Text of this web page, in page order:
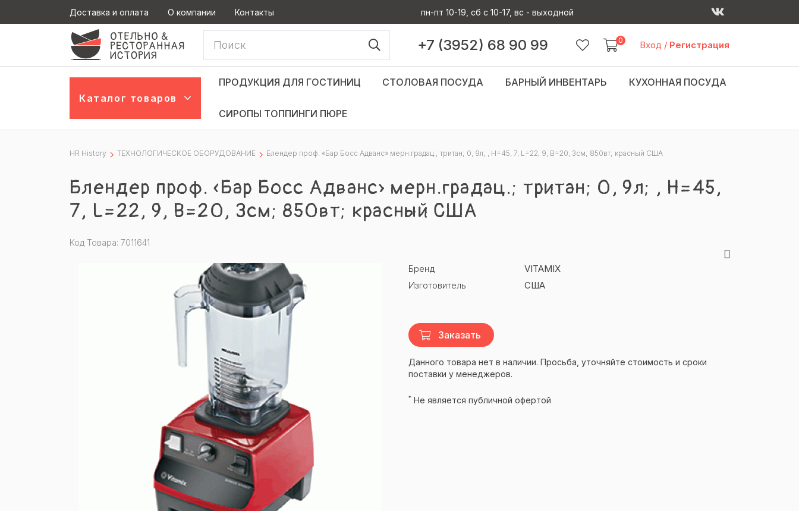
Доставка и оплата О компании Контакты пн-пт 10-19, сб с 10-17, вс - выходной
+7 (3952) 68 90 99 0 Вход / Регистрация
Каталог товаров
ПРОДУКЦИЯ ДЛЯ ГОСТИНИЦ СТОЛОВАЯ ПОСУДА БАРНЫЙ ИНВЕНТАРЬ КУХОННАЯ ПОСУДА
СИРОПЫ ТОППИНГИ ПЮРЕ
HR History ТЕХНОЛОГИЧЕСКОЕ ОБОРУДОВАНИЕ Блендер проф. «Бар Босс Адванс» мерн.градац.; тритан; 0, 9л; , H=45, 7, L=22, 9, B=20, 3см; 850вт; красный США
Блендер проф. «Бар Босс Адванс» мерн.градац.; тритан; 0, 9л; , H=45,
7, L=22, 9, B=20, 3см; 850вт; красный США
Код Товара: 7011641
Бренд
VITAMIX
Изготовитель
США
Заказать
Данного товара нет в наличии. Просьба, уточняйте стоимость и сроки
поставки у менеджеров.
* Не является публичной офертой